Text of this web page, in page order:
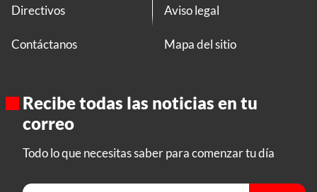
Directivos
Contáctanos
Aviso legal
Mapa del sitio
Recibe todas las noticias en tu
correo
Todo lo que necesitas saber para comenzar tu día